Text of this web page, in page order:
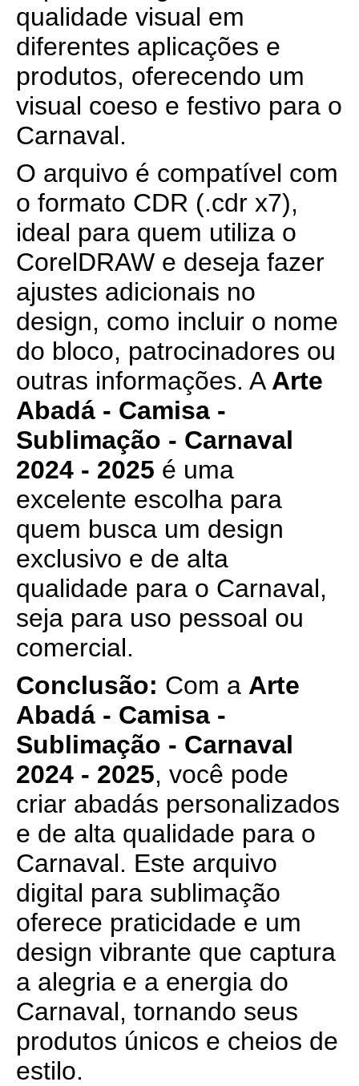
qualidade visual em
diferentes aplicações e
produtos, oferecendo um
visual coeso e festivo para o
Carnaval.
O arquivo é compatível com
o formato CDR (.cdr x7),
ideal para quem utiliza o
CorelDRAW e deseja fazer
ajustes adicionais no
design, como incluir o nome
do bloco, patrocinadores ou
outras informações. A Arte
Abadá - Camisa -
Sublimação - Carnaval
2024 - 2025 é uma
excelente escolha para
quem busca um design
exclusivo e de alta
qualidade para o Carnaval,
seja para uso pessoal ou
comercial.
Conclusão: Com a Arte
Abadá - Camisa -
Sublimação - Carnaval
2024 - 2025, você pode
criar abadás personalizados
e de alta qualidade para o
Carnaval. Este arquivo
digital para sublimação
oferece praticidade e um
design vibrante que captura
a alegria e a energia do
Carnaval, tornando seus
produtos únicos e cheios de
estilo.